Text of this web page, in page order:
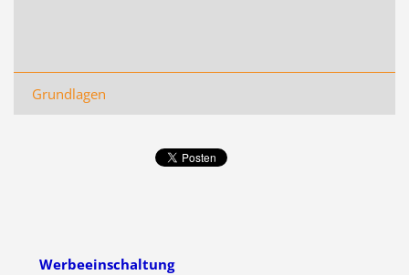
Grundlagen
Werbeeinschaltung